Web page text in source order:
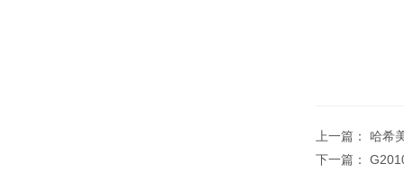
上一篇： 哈希
下一篇：